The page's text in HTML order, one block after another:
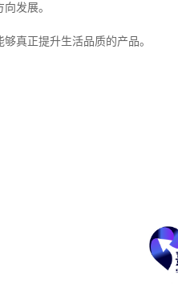
发展。
真正提升生活品质的产品。